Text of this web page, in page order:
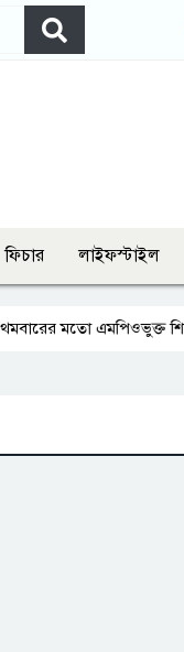
ফিচার লাইফস্টাইল
মতো এমপিওভুক্ত শিক্ষকদের